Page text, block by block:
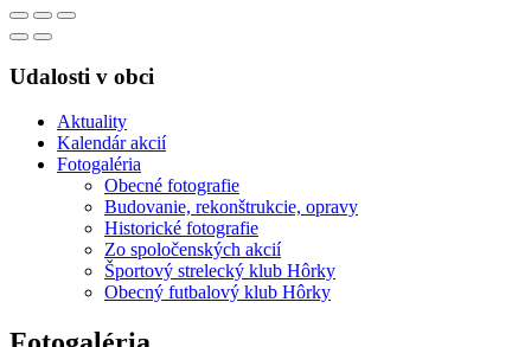
Udalosti v obci
Aktuality
Kalendár akcií
Fotogaléria
Obecné fotografie
Budovanie, rekonštrukcie, opravy
Historické fotografie
Zo spoločenských akcií
Športový strelecký klub Hôrky
Obecný futbalový klub Hôrky